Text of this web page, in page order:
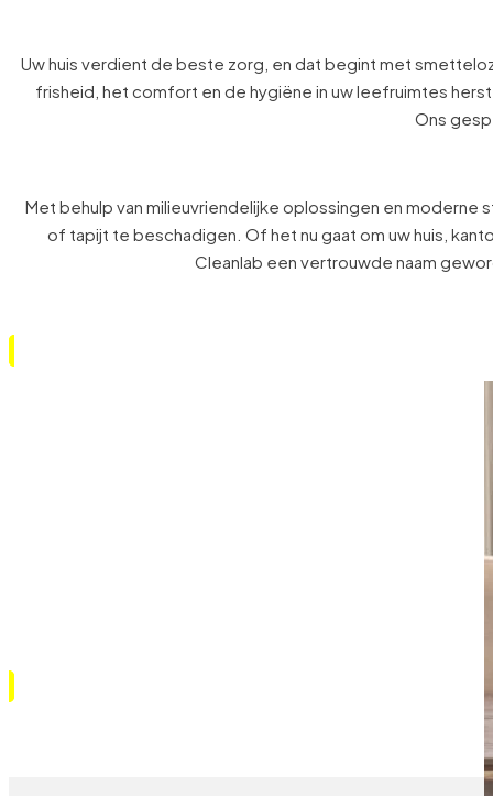
Verfris uw huis
frisheid, het comfort en de hygiëne in uw leefruimtes